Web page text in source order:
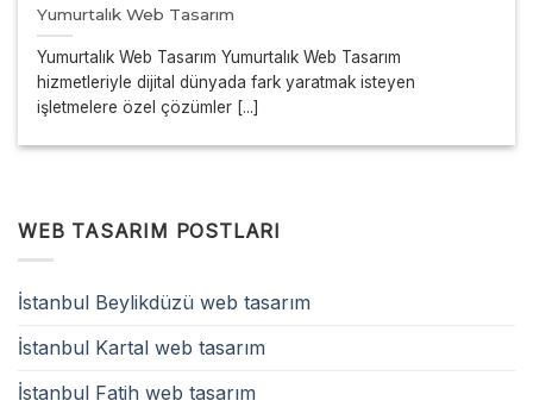
Yumurtalık Web Tasarım
Yumurtalık Web Tasarım Yumurtalık Web Tasarım
hizmetleriyle dijital dünyada fark yaratmak isteyen
işletmelere özel çözümler [...]
WEB TASARIM POSTLARI
İstanbul Beylikdüzü web tasarım
İstanbul Kartal web tasarım
İstanbul Fatih web tasarım